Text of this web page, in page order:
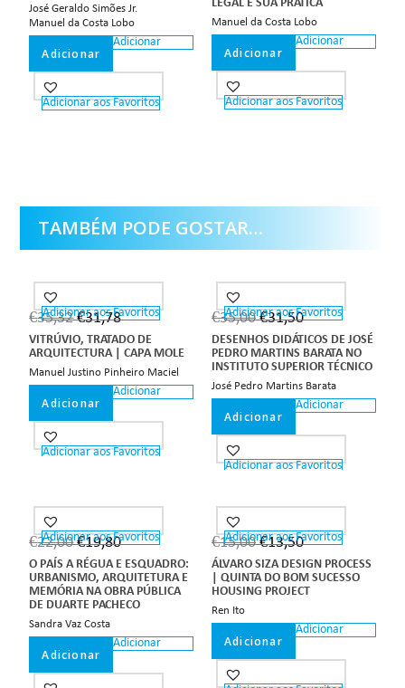
José Geraldo Simões Jr.
Manuel da Costa Lobo
Adicionar
Adicionar
Adicionar aos Favoritos
LEGAL E SUA PRÁTICA
Manuel da Costa Lobo
Adicionar
Adicionar
Adicionar aos Favoritos
TAMBÉM PODE GOSTAR…
Adicionar aos Favoritos
€35,32 €31,78
VITRÚVIO, TRATADO DE
ARQUITECTURA | CAPA MOLE
Manuel Justino Pinheiro Maciel
Adicionar
Adicionar
Adicionar aos Favoritos
Adicionar aos Favoritos
€35,00 €31,50
DESENHOS DIDÁTICOS DE JOSÉ
PEDRO MARTINS BARATA NO
INSTITUTO SUPERIOR TÉCNICO
José Pedro Martins Barata
Adicionar
Adicionar
Adicionar aos Favoritos
Adicionar aos Favoritos
€22,00 €19,80
O PAÍS A RÉGUA E ESQUADRO:
URBANISMO, ARQUITETURA E
MEMÓRIA NA OBRA PÚBLICA
DE DUARTE PACHECO
Sandra Vaz Costa
Adicionar
Adicionar
Adicionar aos Favoritos
€15,00 €13,50
ÁLVARO SIZA DESIGN PROCESS
| QUINTA DO BOM SUCESSO
HOUSING PROJECT
Ren Ito
Adicionar
Adicionar